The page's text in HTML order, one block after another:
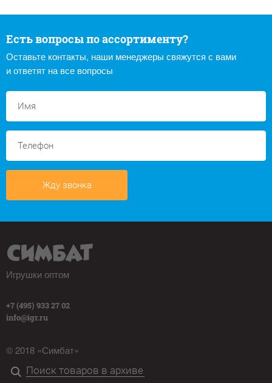
Есть вопросы по ассортименту?
Оставьте контакты, наши менеджеры свяжутся с вами
и ответят на все вопросы
Жду звонка
Игрушки оптом
+7 (495) 933 27 02
info@igr.ru
© 2018 «Симбат»